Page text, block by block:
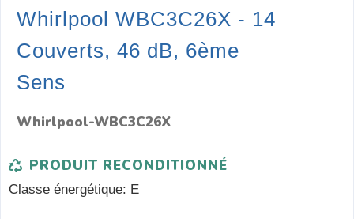
Whirlpool WBC3C26X - 14
Couverts, 46 dB, 6ème
Sens
Whirlpool-WBC3C26X
PRODUIT RECONDITIONNÉ
Classe énergétique: E